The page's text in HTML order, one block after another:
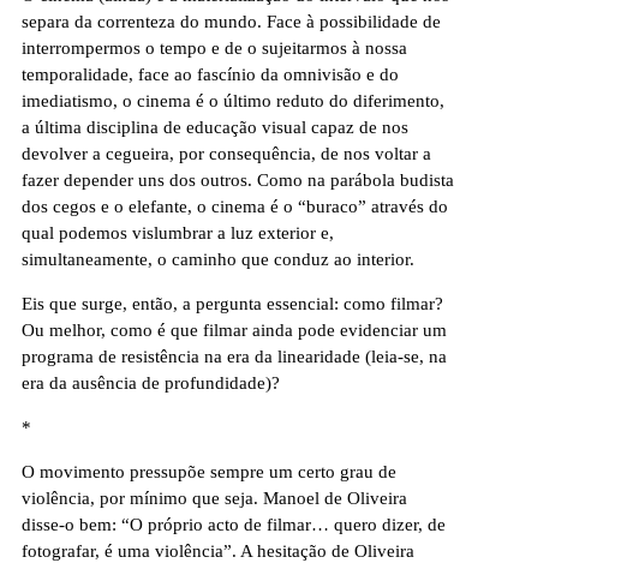
separa da correnteza do mundo. Face à possibilidade de
interrompermos o tempo e de o sujeitarmos à nossa
temporalidade, face ao fascínio da omnivisão e do
imediatismo, o cinema é o último reduto do diferimento,
a última disciplina de educação visual capaz de nos
devolver a cegueira, por consequência, de nos voltar a
fazer depender uns dos outros. Como na parábola budista
dos cegos e o elefante, o cinema é o “buraco” através do
qual podemos vislumbrar a luz exterior e,
simultaneamente, o caminho que conduz ao interior.
Eis que surge, então, a pergunta essencial: como filmar?
Ou melhor, como é que filmar ainda pode evidenciar um
programa de resistência na era da linearidade (leia-se, na
era da ausência de profundidade)?
*
O movimento pressupõe sempre um certo grau de
violência, por mínimo que seja. Manoel de Oliveira
disse-o bem: “O próprio acto de filmar… quero dizer, de
fotografar, é uma violência”. A hesitação de Oliveira